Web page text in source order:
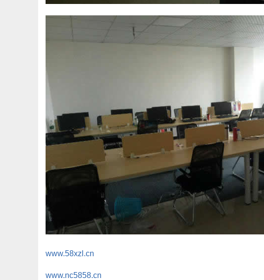
www.58xzl.cn
www.nc5858.cn